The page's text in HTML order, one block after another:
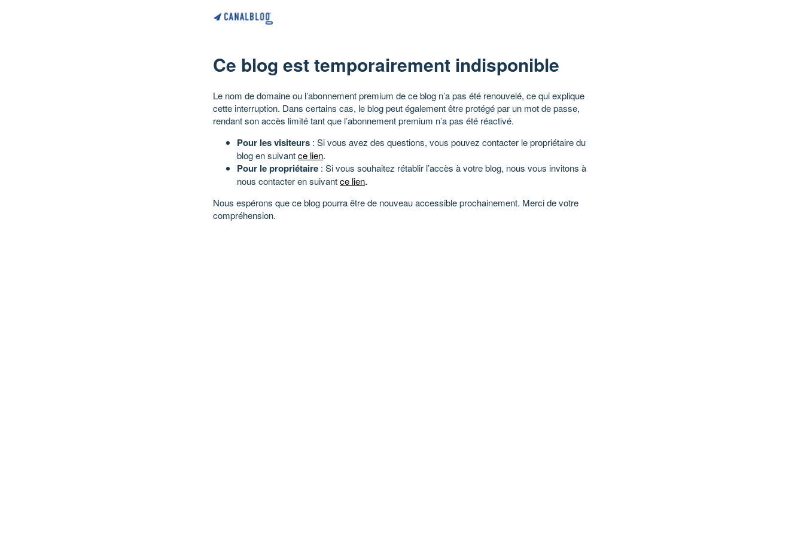
Ce blog est temporairement indisponible
Le nom de domaine ou l’abonnement premium de ce blog n’a pas été renouvelé, ce qui explique
cette interruption. Dans certains cas, le blog peut également être protégé par un mot de passe,
rendant son accès limité tant que l’abonnement premium n’a pas été réactivé.
Pour les visiteurs : Si vous avez des questions, vous pouvez contacter le propriétaire du
blog en suivantce lien.
Pour le propriétaire : Si vous souhaitez rétablir l’accès à votre blog, nous vous invitons à
nous contacter en suivantce lien.
Nous espérons que ce blog pourra être de nouveau accessible prochainement. Merci de votre
compréhension.